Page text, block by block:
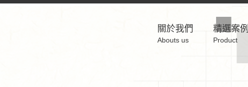
關於我們
Abouts us
精選案
Product